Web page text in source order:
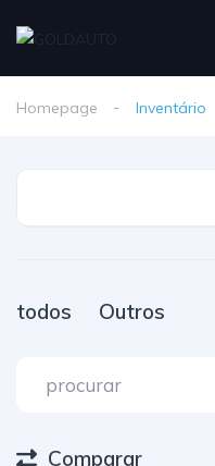
Homepage Inventário
todos Outros
Comparar